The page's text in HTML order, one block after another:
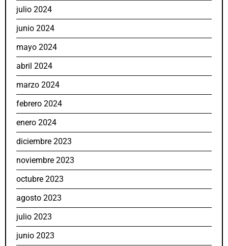
julio 2024
junio 2024
mayo 2024
abril 2024
marzo 2024
febrero 2024
enero 2024
diciembre 2023
noviembre 2023
octubre 2023
agosto 2023
julio 2023
junio 2023